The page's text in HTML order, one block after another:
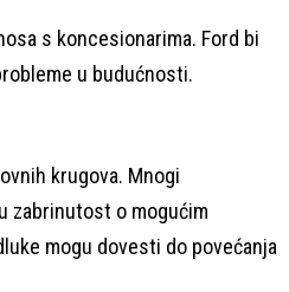
s koncesionarima. Ford bi
u budućnosti.
krugova. Mnogi
zabrinutost o mogućim
mogu dovesti do povećanja